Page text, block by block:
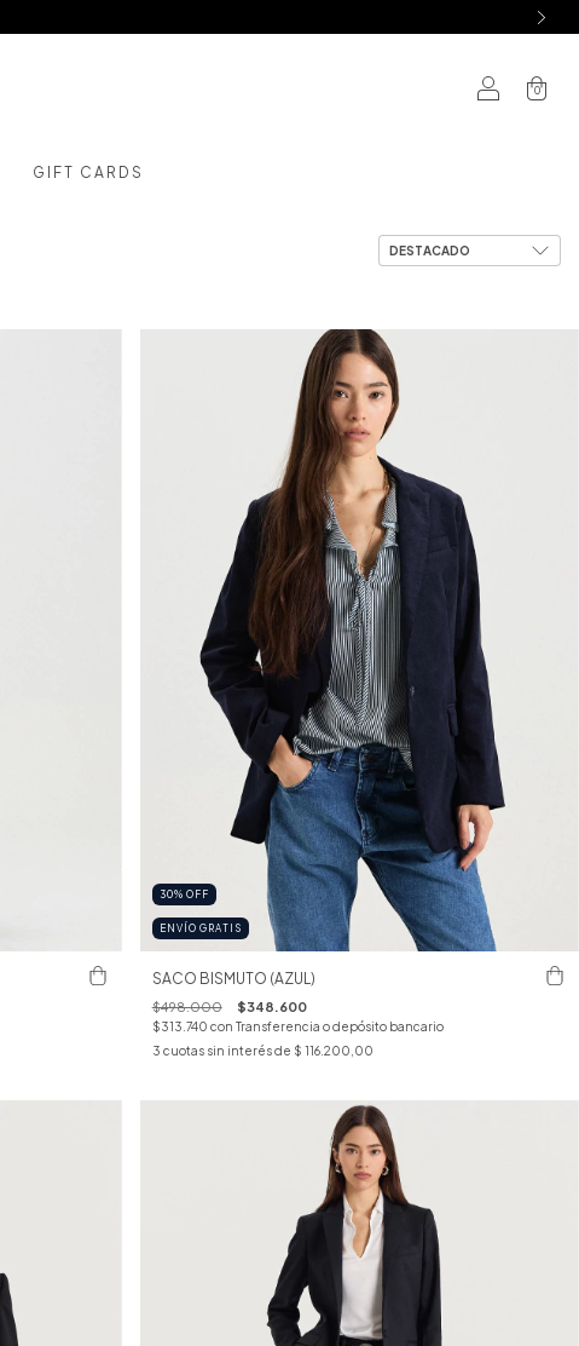
0
GIFT CARDS
30% OFF
ENVÍO GRATIS
SACO BISMUTO (AZUL)
$498.000 $348.600
$313.740 con Transferencia o depósito bancario
3 cuotas sin interés de $ 116.200,00